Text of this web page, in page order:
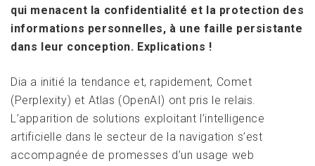
qui menacent la confidentialité et la protection des
informations personnelles, à une faille persistante
dans leur conception. Explications !
Dia a initié la tendance et, rapidement, Comet
(Perplexity) et Atlas (OpenAI) ont pris le relais.
L’apparition de solutions exploitant l’intelligence
artificielle dans le secteur de la navigation s’est
accompagnée de promesses d’un usage web